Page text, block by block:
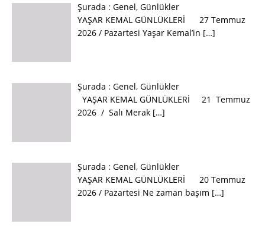
Şurada : Genel, Günlükler
YAŞAR KEMAL GÜNLÜKLERİ 27 Temmuz
2026 / Pazartesi Yaşar Kemal’in […]
Şurada : Genel, Günlükler
YAŞAR KEMAL GÜNLÜKLERİ 21 Temmuz
2026 / Salı Merak […]
Şurada : Genel, Günlükler
YAŞAR KEMAL GÜNLÜKLERİ 20 Temmuz
2026 / Pazartesi Ne zaman başım […]